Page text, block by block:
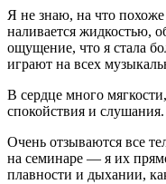
Я не знаю, на что
наливается жидкостью,
ощущение, что я стала
играют на всех
В сердце много
спокойствия и слушания.
Очень отзываются все
на семинаре — я их
плавности и дыхании,